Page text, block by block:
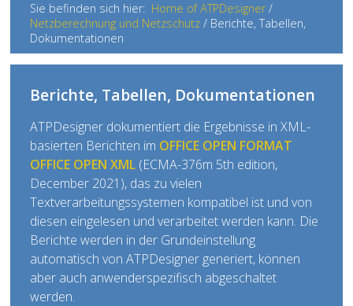
Sie befinden sich hier: Home of ATPDesigner /
Netzberechnung und Netzschutz / Berichte, Tabellen,
Dokumentationen
Berichte, Tabellen, Dokumentationen
ATPDesigner dokumentiert die Ergebnisse in XML-
basierten Berichten im OFFICE OPEN FORMAT
OFFICE OPEN XML (ECMA-376m 5th edition,
December 2021), das zu vielen
Textverarbeitungssystemen kompatibel ist und von
diesen eingelesen und verarbeitet werden kann. Die
Berichte werden in der Grundeinstellung
automatisch von ATPDesigner generiert, können
aber auch anwenderspezifisch abgeschaltet
werden.